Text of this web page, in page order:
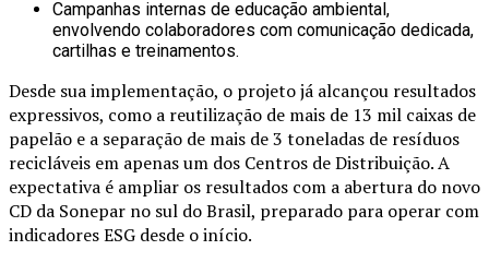
Campanhas internas de educação ambiental,
envolvendo colaboradores com comunicação dedicada,
cartilhas e treinamentos.
Desde sua implementação, o projeto já alcançou resultados
expressivos, como a reutilização de mais de 13 mil caixas de
papelão e a separação de mais de 3 toneladas de resíduos
recicláveis em apenas um dos Centros de Distribuição. A
expectativa é ampliar os resultados com a abertura do novo
CD da Sonepar no sul do Brasil, preparado para operar com
indicadores ESG desde o início.